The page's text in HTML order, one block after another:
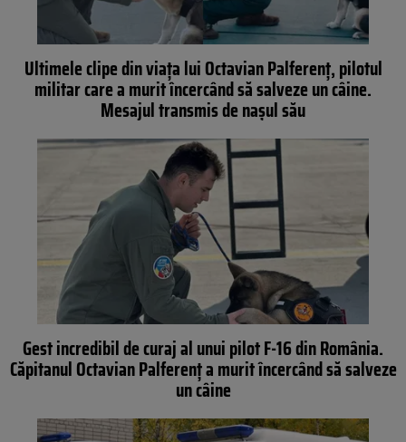
Ultimele clipe din viața lui Octavian Palferenț, pilotul
militar care a murit încercând să salveze un câine.
Mesajul transmis de nașul său
Gest incredibil de curaj al unui pilot F-16 din România.
Căpitanul Octavian Palferenț a murit încercând să salveze
un câine